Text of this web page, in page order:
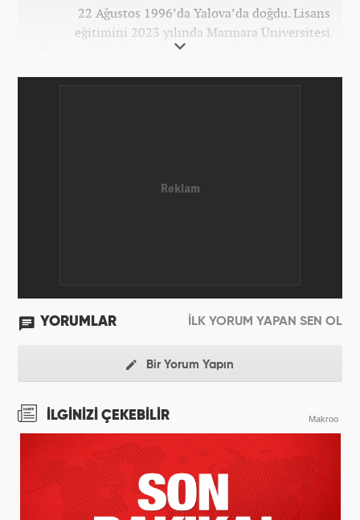
22 Ağustos 1996’da Yalova’da doğdu. Lisans
eğitimini 2023 yılında Marmara Üniversitesi
Gazetecilik bölümünden mezun olarak tamamladı.
YORUMLAR İLK YORUM YAPAN SEN OL
Bir Yorum Yapın
İLGİNİZİ ÇEKEBİLİR Makroo